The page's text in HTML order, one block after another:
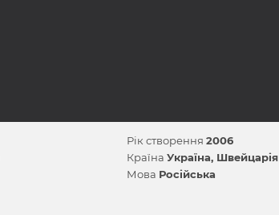
Рік створення 2006
Країна Україна Швейцарія
Мова Російська